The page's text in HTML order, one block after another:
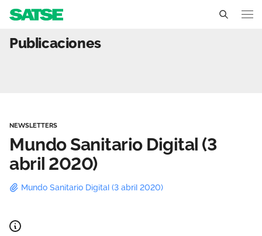
Delegados Sindicales
Estructura organizativa
Transparencia
Secciones sindicales
Qué ofrecemos
Servicios
Actualidad
Andalucía
Mundo Sanitario Digital
Publicaciones
NEWSLETTERS
Mundo Sanitario Digital (3
abril 2020)
Mundo Sanitario Digital (3 abril 2020)